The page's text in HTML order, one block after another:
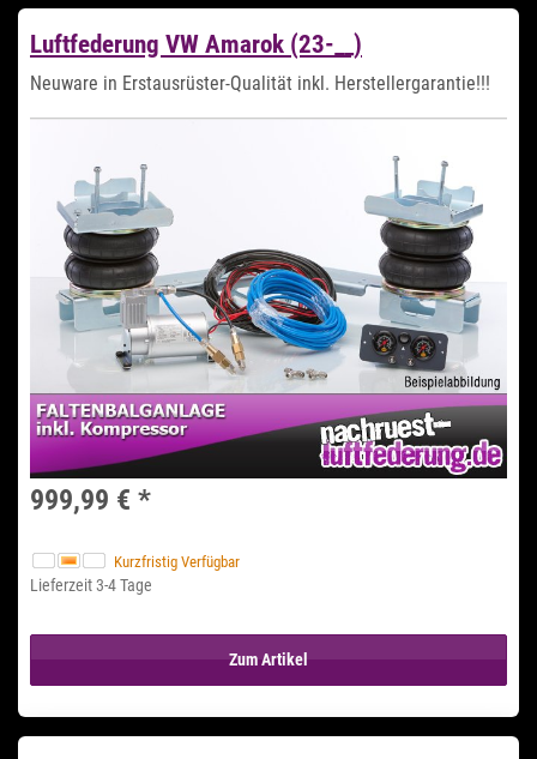
Luftfederung VW Amarok (23-__)
Neuware in Erstausrüster-Qualität inkl. Herstellergarantie!!!
999,99 € *
Kurzfristig Verfügbar
Lieferzeit 3-4 Tage
Zum Artikel